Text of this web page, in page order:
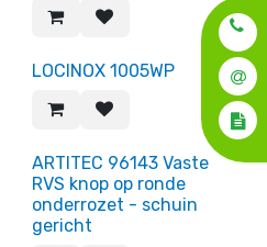
LOCINOX 1005WP
Einde reeks!
ARTITEC 96143 Vaste
RVS knop op ronde
onderrozet - schuin
gericht